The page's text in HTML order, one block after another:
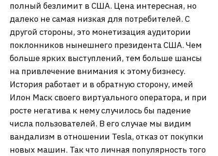
полный безлимит в США. Цена интересная, но
далеко не самая низкая для потребителей. С
другой стороны, это монетизация аудитории
поклонников нынешнего президента США. Чем
больше ярких выступлений, тем больше шансы
на привлечение внимания к этому бизнесу.
История работает и в обратную сторону, имей
Илон Маск своего виртуального оператора, и при
росте негатива к нему случилось бы падение
числа пользователей. В его случае мы видим
вандализм в отношении Tesla, отказ от покупки
новых машин. Так что личная популярность того